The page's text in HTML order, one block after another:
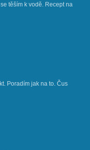
těším k vodě. Recept na
Poradím jak na to. Čus